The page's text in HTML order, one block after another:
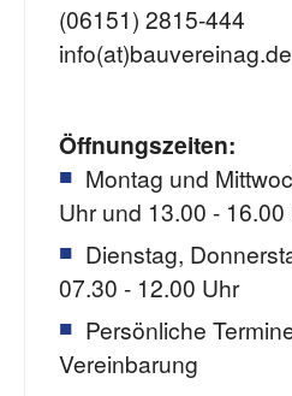
(06151) 2815-444
info(at)bauvereinag.de
Öffnungszeiten:
Montag und
Uhr und 13.00 - 16.00
Dienstag,
07.30 - 12.00 Uhr
Persönliche
Vereinbarung